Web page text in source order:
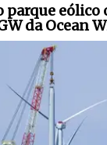
parque
da Ocean